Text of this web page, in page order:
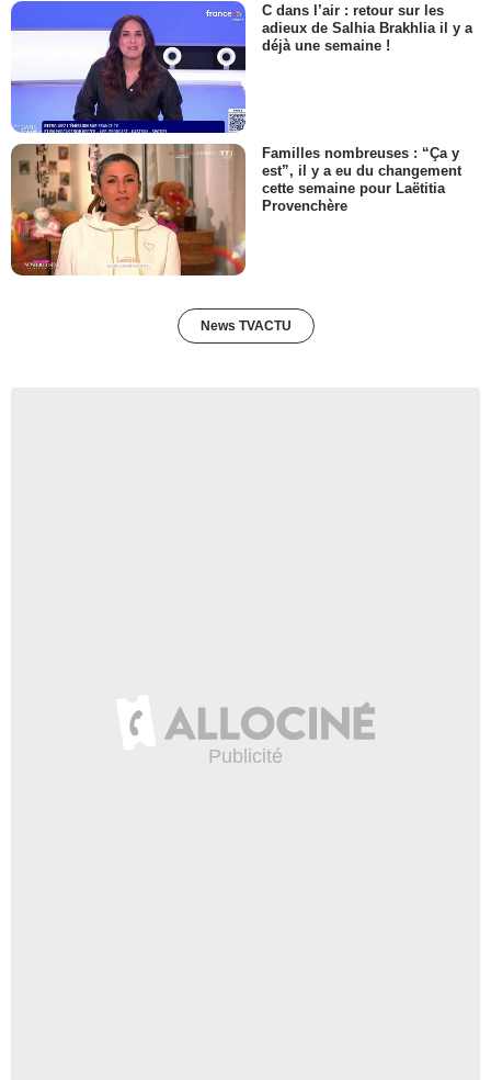
C dans l’air : retour sur les
adieux de Salhia Brakhlia il y a
déjà une semaine !
Familles nombreuses : “Ça y
est”, il y a eu du changement
cette semaine pour Laëtitia
Provenchère
News TVACTU